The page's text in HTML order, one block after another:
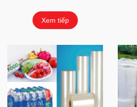
các tập thể, cá nhân có thành
Xem tiếp
Đã